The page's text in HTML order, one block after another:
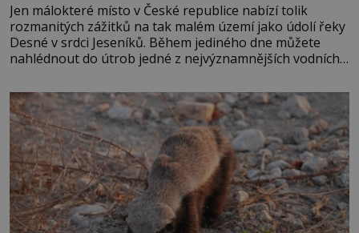
Jen málokteré místo v České republice nabízí tolik
rozmanitých zážitků na tak malém území jako údolí řeky
Desné v srdci Jeseníků. Během jediného dne můžete
nahlédnout do útrob jedné z nejvýznamnějších vodních
se na koloběžce a den zakončit poznáváním památek ve
Velkých Losinách nebo v termálním